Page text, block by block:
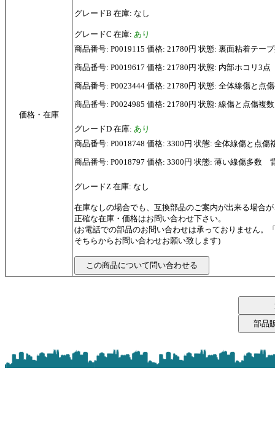
価格・在庫
グレードB 在庫: なし
グレードC 在庫: あり
商品番号: P0019115 価格: 21780円 状態: 裏面粘着テー
商品番号: P0019617 価格: 21780円 状態: 内部ホコリ3
商品番号: P0023444 価格: 21780円 状態: 全体線傷と点
商品番号: P0024985 価格: 21780円 状態: 線傷と点傷複
グレードD 在庫: あり
商品番号: P0018748 価格: 3300円 状態: 全体線傷と点傷
商品番号: P0018797 価格: 3300円 状態: 薄い線傷多数
グレードZ 在庫: なし
在庫なしの場合でも、互換部品のご案内が出来る場合
正確な在庫・価格はお問い合わせ下さい。
(お電話での部品のお問い合わせは承っておりません。
そちらからお問い合わせお願い致します)